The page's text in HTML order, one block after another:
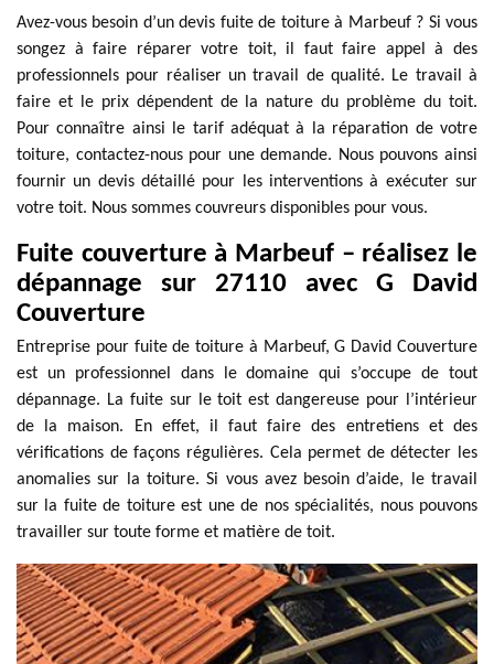
Avez-vous besoin d’un devis fuite de toiture à Marbeuf ? Si vous
songez à faire réparer votre toit, il faut faire appel à des
professionnels pour réaliser un travail de qualité. Le travail à
faire et le prix dépendent de la nature du problème du toit.
Pour connaître ainsi le tarif adéquat à la réparation de votre
toiture, contactez-nous pour une demande. Nous pouvons ainsi
fournir un devis détaillé pour les interventions à exécuter sur
votre toit. Nous sommes couvreurs disponibles pour vous.
Fuite couverture à Marbeuf – réalisez le
dépannage sur 27110 avec G David
Couverture
Entreprise pour fuite de toiture à Marbeuf, G David Couverture
est un professionnel dans le domaine qui s’occupe de tout
dépannage. La fuite sur le toit est dangereuse pour l’intérieur
de la maison. En effet, il faut faire des entretiens et des
vérifications de façons régulières. Cela permet de détecter les
anomalies sur la toiture. Si vous avez besoin d’aide, le travail
sur la fuite de toiture est une de nos spécialités, nous pouvons
travailler sur toute forme et matière de toit.